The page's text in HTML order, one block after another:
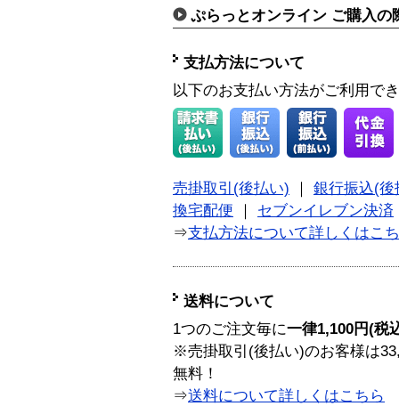
ぷらっとオンライン ご購入の
支払方法について
以下のお支払い方法がご利用で
売掛取引(後払い)
銀行振込(後
換宅配便
セブンイレブン決済
⇒支払方法について詳しくはこ
送料について
1つのご注文毎に一律1,100円(税
※売掛取引(後払い)のお客様は
無料！
⇒送料について詳しくはこちら